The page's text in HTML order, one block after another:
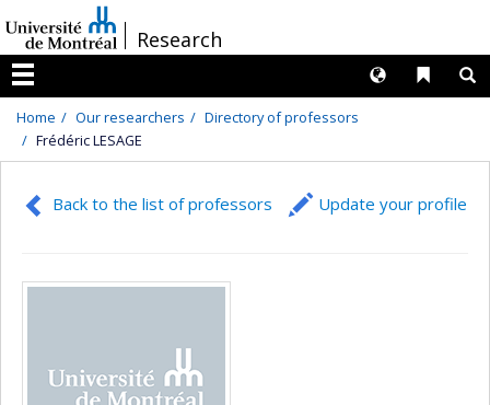
au
contenu
/Research
Menu
Liens
Langues
Home Our researchers
Directory of professors
Frédéric LESAGE
Back to the list of professors Update your profile